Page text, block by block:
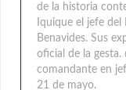
de la historia
Iquique el jefe
Benavides. Sus
oficial de la gesta.
comandante en
21 de mayo.